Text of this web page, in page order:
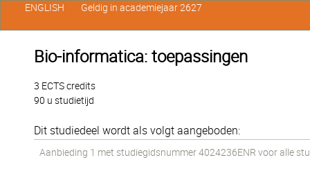
Bio-informatica: toepassingen
3 ECTS credits
90 u studietijd
Dit studiedeel wordt als volgt aangeboden:
Aanbieding 1 met studiegidsnummer 4024236ENR voor alle
ENGLISH Geldig in academiejaar 2627